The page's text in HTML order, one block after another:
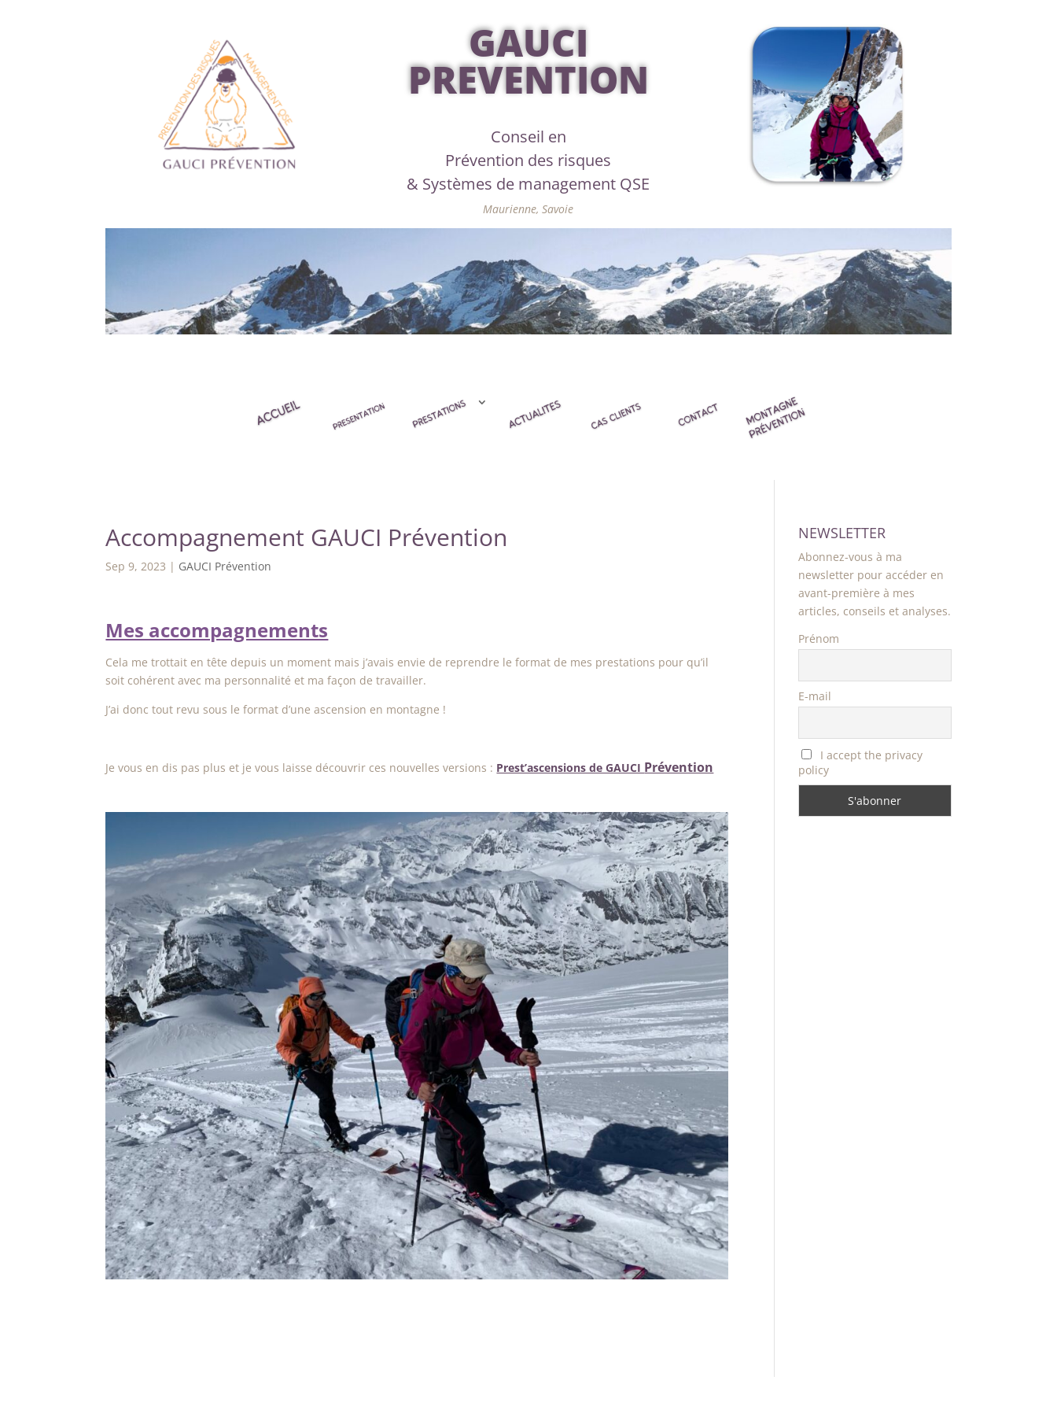
GAUCI
PREVENTION
Conseil en
Prévention des risques
& Systèmes de management QSE
Maurienne, Savoie
Accompagnement GAUCI Prévention
Sep 9, 2023 | GAUCI Prévention
Mes accompagnements
Cela me trottait en tête depuis un moment mais j’avais envie de reprendre le format de mes prestations pour qu’il
soit cohérent avec ma personnalité et ma façon de travailler.
J’ai donc tout revu sous le format d’une ascension en montagne !
Je vous en dis pas plus et je vous laisse découvrir ces nouvelles versions : Prest’ascensions de GAUCI Prévention
NEWSLETTER
Abonnez-vous à ma
newsletter pour accéder en
avant-première à mes
articles, conseils et analyses.
Prénom
E-mail
I accept the privacy
policy